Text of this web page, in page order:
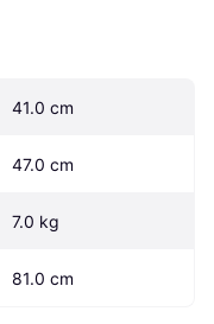
41.0 cm
47.0 cm
7.0 kg
81.0 cm